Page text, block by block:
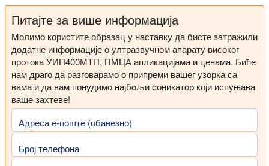
Питајте за више информација
Молимо користите образац у наставку да бисте затражили
додатне информације о ултразвучном апарату високог
протока УИП400МТП, ПМЦА апликацијама и ценама. Биће
нам драго да разговарамо о припреми вашег узорка са
вама и да вам понудимо најбољи соникатор који испуњава
ваше захтеве!
Адреса е-поште (обавезно)
Број телефона